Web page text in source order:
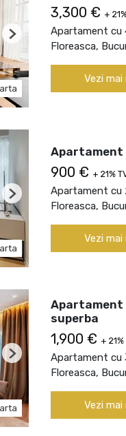
Next
3,300 € +
Apartament cu
Floreasca,
Vezi
Next
Apartament
900 € + 21%
Apartament cu
Floreasca,
Vezi
Next
Apartament
superba
1,900 € + 21%
Apartament cu
Floreasca,
Vezi